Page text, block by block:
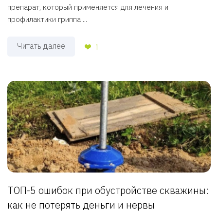
препарат, который применяется для лечения и
профилактики гриппа ...
Читать далее 1
ТОП-5 ошибок при обустройстве скважины:
как не потерять деньги и нервы